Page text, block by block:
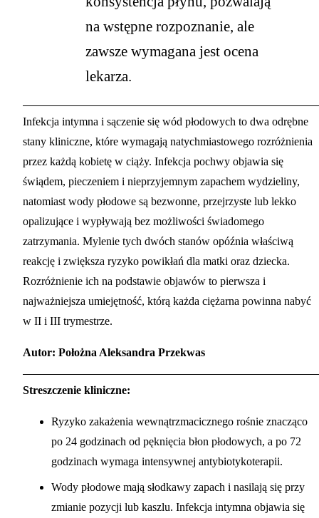
na wstępne rozpoznanie, ale
zawsze wymagana jest ocena
lekarza.
Infekcja intymna i sączenie się wód płodowych to dwa odrębne
stany kliniczne, które wymagają natychmiastowego rozróżnienia
przez każdą kobietę w ciąży. Infekcja pochwy objawia się
świądem, pieczeniem i nieprzyjemnym zapachem wydzieliny,
natomiast wody płodowe są bezwonne, przejrzyste lub lekko
opalizujące i wypływają bez możliwości świadomego
zatrzymania. Mylenie tych dwóch stanów opóźnia właściwą
reakcję i zwiększa ryzyko powikłań dla matki oraz dziecka.
Rozróżnienie ich na podstawie objawów to pierwsza i
najważniejsza umiejętność, którą każda ciężarna powinna nabyć
w II i III trymestrze.
Autor: Położna Aleksandra Przekwas
Streszczenie kliniczne:
Ryzyko zakażenia wewnątrzmacicznego rośnie znacząco
po 24 godzinach od pęknięcia błon płodowych, a po 72
godzinach wymaga intensywnej antybiotykoterapii.
Wody płodowe mają słodkawy zapach i nasilają się przy
zmianie pozycji lub kaszlu. Infekcja intymna objawia się